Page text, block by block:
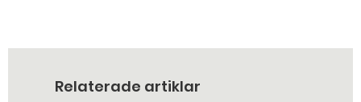
Relaterade artiklar